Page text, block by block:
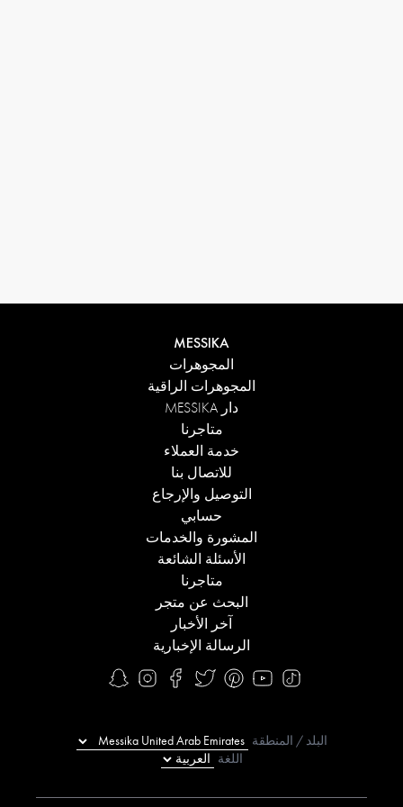
MESSIKA
المجوهرات
المجوهرات الراقية
دار MESSIKA
متاجرنا
خدمة العملاء
للاتصال بنا
التوصيل والإرجاع
حسابي
المشورة والخدمات
الأسئلة الشائعة
متاجرنا
البحث عن متجر
آخر الأخبار
الرسالة الإخبارية
البلد / المنطقة
اللغة